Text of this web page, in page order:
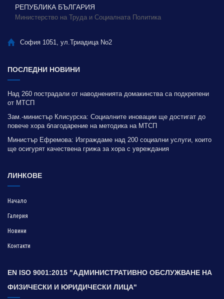
РЕПУБЛИКА БЪЛГАРИЯ
Министерство на Труда и Социалната Политика
София 1051, ул.Триадица No2
ПОСЛЕДНИ НОВИНИ
Над 260 пострадали от наводненията домакинства са подкрепени
от МТСП
Зам.-министър Клисурска: Социалните иновации ще достигат до
повече хора благодарение на методика на МТСП
Министър Ефремова: Изграждаме над 200 социални услуги, които
ще осигурят качествена грижа за хора с увреждания
ЛИНКОВЕ
Начало
Галерия
Новини
Контакти
EN ISO 9001:2015 "АДМИНИСТРАТИВНО ОБСЛУЖВАНЕ НА
ФИЗИЧЕСКИ И ЮРИДИЧЕСКИ ЛИЦА"